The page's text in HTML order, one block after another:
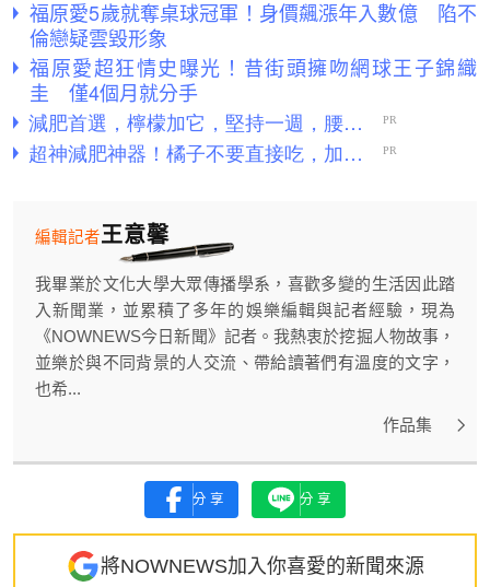
福原愛5歲就奪桌球冠軍！身價飆漲年入數億 陷不
倫戀疑雲毀形象
福原愛超狂情史曝光！昔街頭擁吻網球王子錦織
圭 僅4個月就分手
王意馨
編輯記者
我畢業於文化大學大眾傳播學系，喜歡多變的生活因此踏
入新聞業，並累積了多年的娛樂編輯與記者經驗，現為
《NOWNEWS今日新聞》記者。我熱衷於挖掘人物故事，
並樂於與不同背景的人交流、帶給讀著們有溫度的文字，
也希...
作品集
分享 分享
將NOWNEWS加入你喜愛的新聞來源